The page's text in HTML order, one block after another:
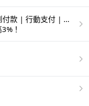
款 | 行動支付 | 超
！